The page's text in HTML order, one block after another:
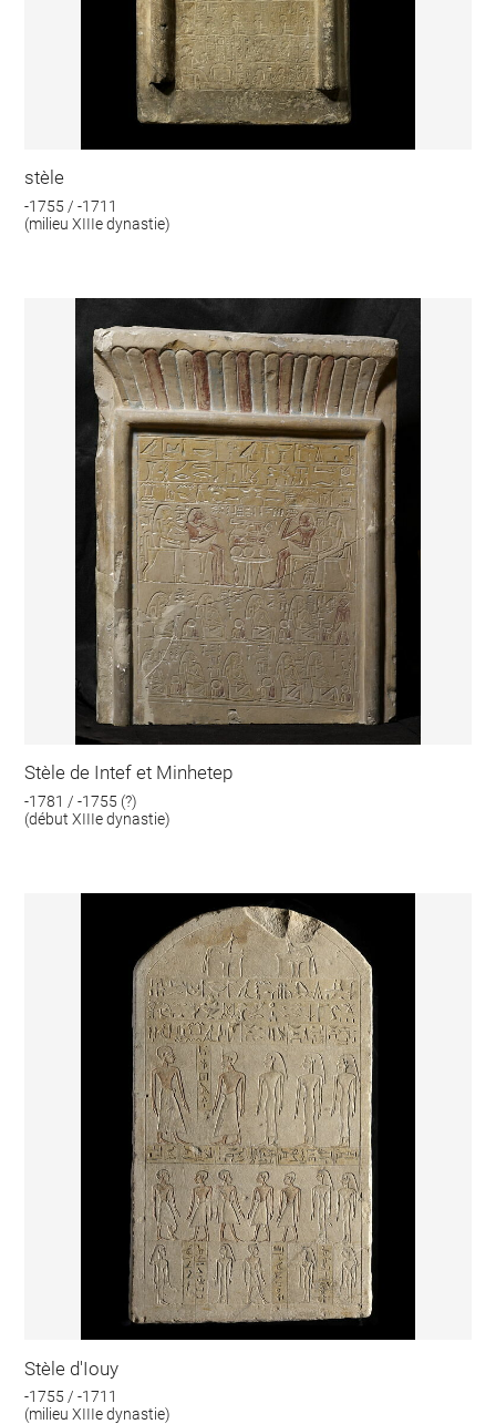
stèle
-1755 / -1711
(milieu XIIIe dynastie)
Stèle de Intef et Minhetep
-1781 / -1755 (?)
(début XIIIe dynastie)
Stèle d'Iouy
-1755 / -1711
(milieu XIIIe dynastie)